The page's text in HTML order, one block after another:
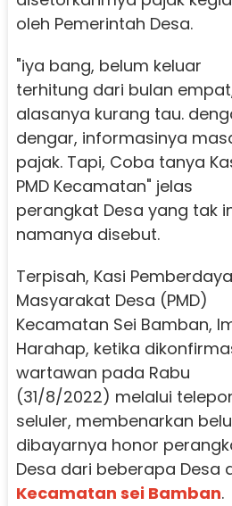
oleh Pemerintah Desa.
"iya bang, belum keluar
terhitung dari bulan
alasanya kurang tau.
dengar, informasinya
pajak. Tapi, Coba tanya
PMD Kecamatan" jelas
perangkat Desa yang tak
namanya disebut.
Terpisah, Kasi
Masyarakat Desa (PMD)
Kecamatan Sei Bamban,
Harahap, ketika
wartawan pada Rabu
(31/8/2022) melalui
seluler, membenarkan
dibayarnya honor
Desa dari beberapa Desa
Kecamatan sei Bamban.